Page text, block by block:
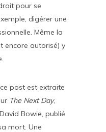
pour se
digérer une
Même la
encore autorisé) y
post est extraite
The Next Day,
Bowie, publié
mort. Une